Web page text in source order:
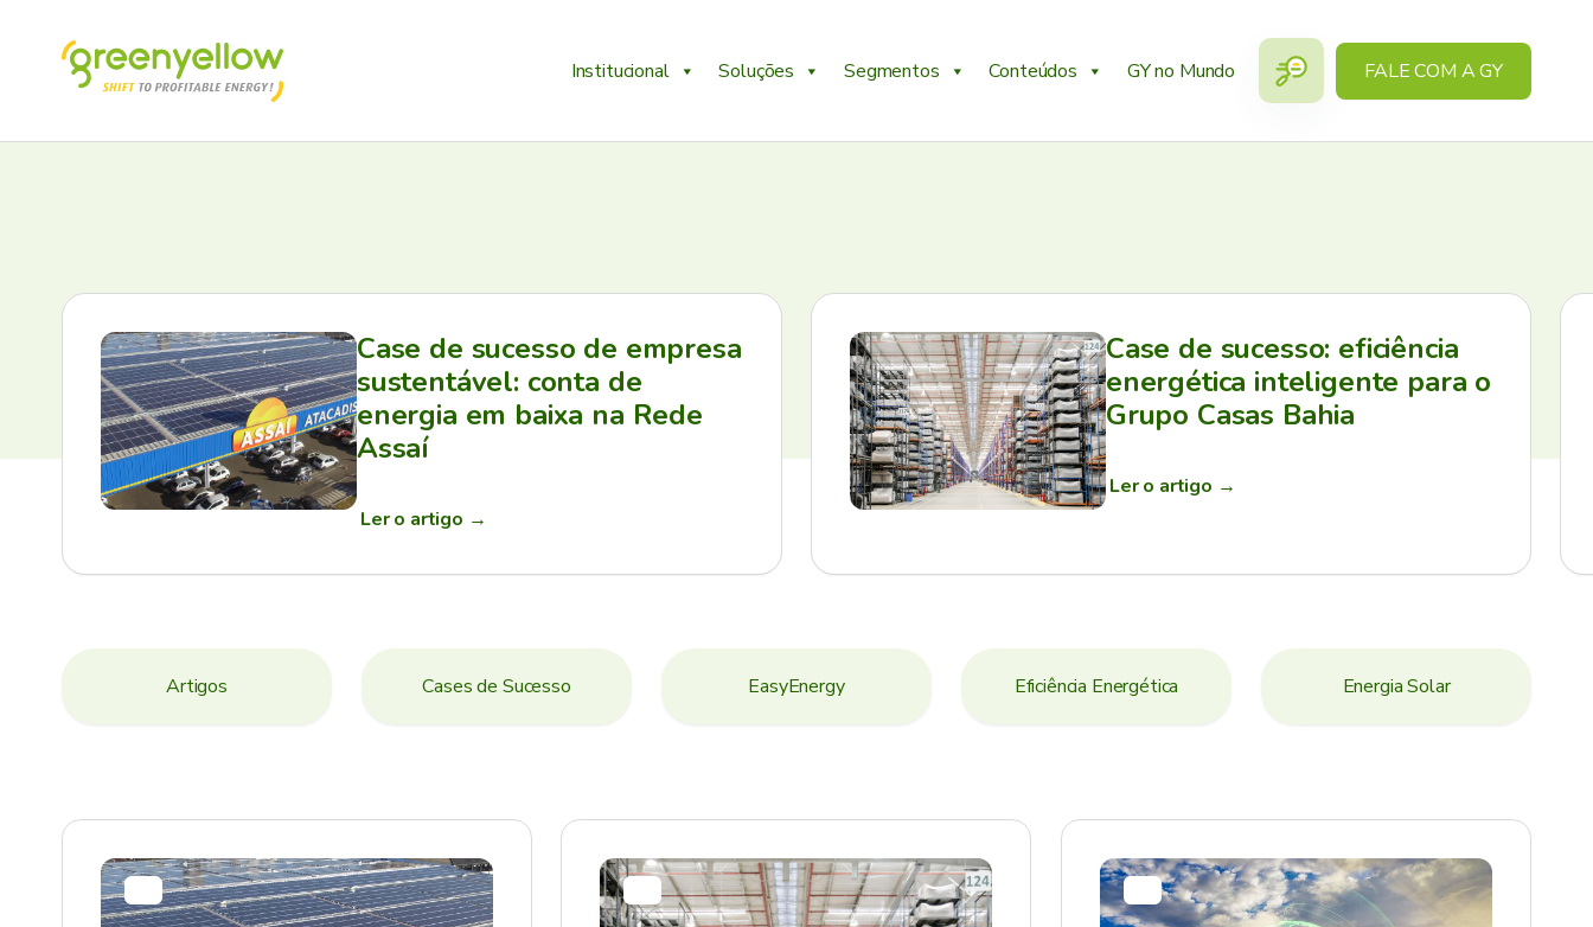
Institucional Soluções Segmentos Conteúdos GY no Mundo FALE COM A GY
Case de sucesso de empresa
sustentável: conta de
energia em baixa na Rede
Assaí
Ler o artigo →
Case de sucesso: eficiência
energética inteligente para o
Grupo Casas Bahia
Ler o artigo →
Artigos Cases de Sucesso EasyEnergy Eficiência Energética Energia Solar